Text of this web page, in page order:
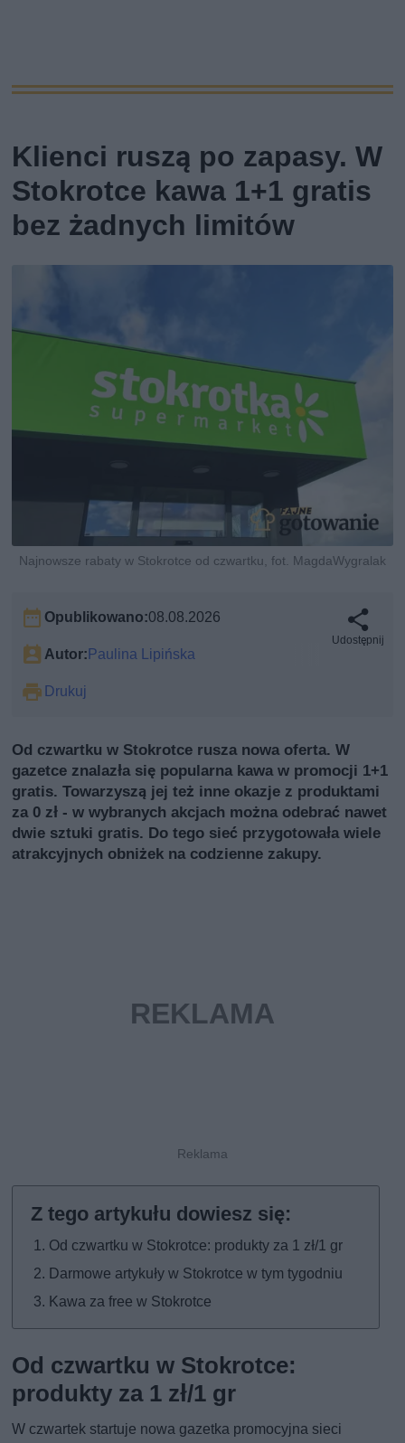
Klienci ruszą po zapasy. W
Stokrotce kawa 1+1 gratis
bez żadnych limitów
Najnowsze rabaty w Stokrotce od czwartku, fot. MagdaWygralak
Opublikowano:08.08.2026
Autor:Paulina Lipińska
Drukuj
Udostępnij
Od czwartku w Stokrotce rusza nowa oferta. W
gazetce znalazła się popularna kawa w promocji 1+1
gratis. Towarzyszą jej też inne okazje z produktami
za 0 zł - w wybranych akcjach można odebrać nawet
dwie sztuki gratis. Do tego sieć przygotowała wiele
atrakcyjnych obniżek na codzienne zakupy.
Od czwartku w Stokrotce: produkty za 1 zł/1 gr
Darmowe artykuły w Stokrotce w tym tygodniu
Kawa za free w Stokrotce
Od czwartku w Stokrotce:
produkty za 1 zł/1 gr
W czwartek startuje nowa gazetka promocyjna sieci